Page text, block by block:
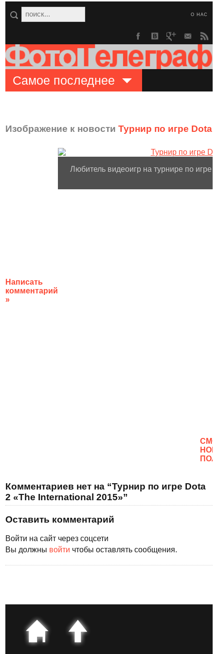
О НАС
Самое последнее
Изображение к новостиТурнир по игре Dota
Написать
комментарий
»
Любитель видеоигр на турнире по игре
Комментариев нет на “Турнир по игре Dota
2 «The International 2015»”
Оставить комментарий
Войти на сайт через соцсети
Вы должны войти чтобы оставлять сообщения.